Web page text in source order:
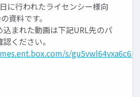
に行われたライセンシー様向
資料です。
込まれた動画は下記URL先のパ
ください。
s/